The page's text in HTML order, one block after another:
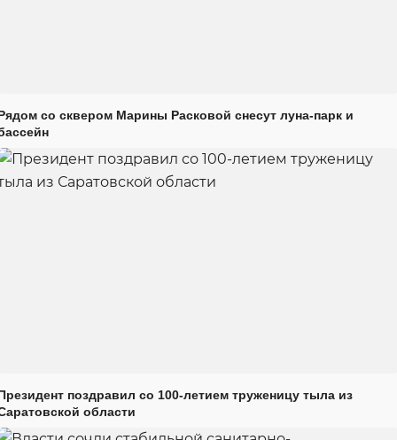
со сквером Марины Расковой снесут луна-парк и
поздравил со 100-летием труженицу тыла из
области